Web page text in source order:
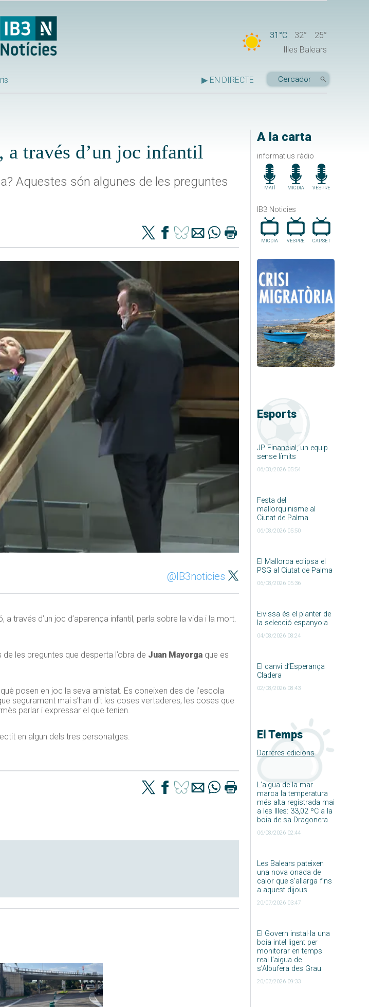
31°C 32°
25°
Illes Balears
▶ EN DIRECTE
A la carta
informatius ràdio
MATÍ MIGDIA VESPRE
IB3 Noticies
MIGDIA VESPRE CAP.SET
Esports
JP Financial, un equip
sense límits
06/08/2026 05:54
Festa del
mallorquinisme al
Ciutat de Palma
06/08/2026 05:50
El Mallorca eclipsa el
PSG al Ciutat de Palma
06/08/2026 05:36
Eivissa és el planter de
la selecció espanyola
04/08/2026 08:24
El canvi d’Esperança
Cladera
02/08/2026 08:43
El Temps
Darreres edicions
L’aigua de la mar
marca la temperatura
més alta registrada mai
a les Illes: 33,02 ºC a la
boia de sa Dragonera
06/08/2026 02:44
Les Balears pateixen
una nova onada de
calor que s’allarga fins
a aquest dijous
20/07/2026 03:47
El Govern instal·la una
boia intel·ligent per
monitorar en temps
real l’aigua de
s’Albufera des Grau
20/07/2026 09:33
a través d’un joc infantil
Aquestes són algunes de les preguntes
@IB3noticies
a través d’un joc d’aparença infantil, parla sobre la vida i la mort.
les preguntes que desperta l’obra de Juan Mayorga que es
posen en joc la seva amistat. Es coneixen des de l’escola
segurament mai s’han dit les coses vertaderes, les coses que
parlar i expressar el que tenien.
en algun dels tres personatges.